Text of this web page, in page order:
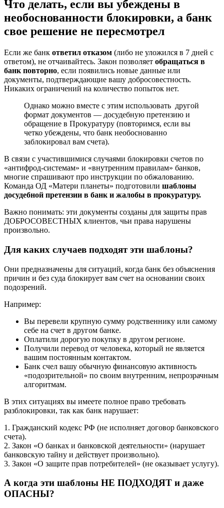
Что делать, если вы убеждены в
необоснованности блокировки, а банк
свое решение не пересмотрел
Если же банк ответил отказом (либо не уложился в 7 дней с
ответом), не отчаивайтесь. Закон позволяет обращаться в
банк повторно, если появились новые данные или
документы, подтверждающие вашу добросовестность.
Никаких ограничений на количество попыток нет.
Однако можно вместе с этим использовать другой
формат документов — досудебную претензию и
обращение в Прокуратуру (повторимся, если вы
четко убеждены, что банк необоснованно
заблокировал вам счета).
В связи с участившимися случаями блокировки счетов по
«антифрод-системам» и «внутренним правилам» банков,
многие спрашивают про инструкции по обжалованию.
Команда ОД «Матери планеты» подготовили шаблоны
досудебной претензии в банк и жалобы в прокуратуру.
Важно понимать: эти документы созданы для защиты прав
ДОБРОСОВЕСТНЫХ клиентов, чьи права нарушены
произвольно.
Для каких случаев подходят эти шаблоны?
Они предназначены для ситуаций, когда банк без объяснения
причин и без суда блокирует вам счет на основании своих
подозрений.
Например:
Вы перевели крупную сумму родственнику или самому
себе на счет в другом банке.
Оплатили дорогую покупку в другом регионе.
Получили перевод от человека, который не является
вашим постоянным контактом.
Банк счел вашу обычную финансовую активность
«подозрительной» по своим внутренним, непрозрачным
алгоритмам.
В этих ситуациях вы имеете полное право требовать
разблокировки, так как банк нарушает:
1. Гражданский кодекс РФ (не исполняет договор банковского
счета).
2. Закон «О банках и банковской деятельности» (нарушает
банковскую тайну и действует произвольно).
3. Закон «О защите прав потребителей» (не оказывает услугу).
А когда эти шаблоны НЕ ПОДХОДЯТ и даже
ОПАСНЫ?